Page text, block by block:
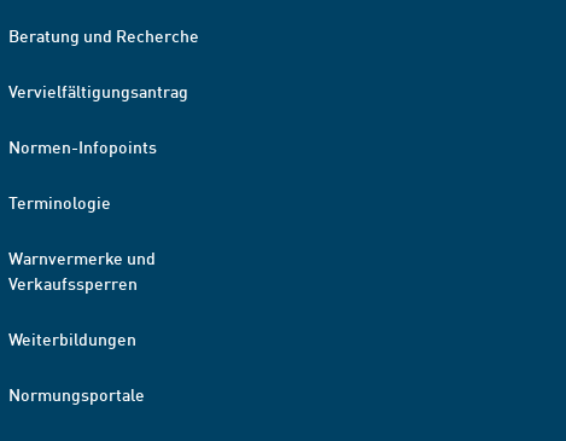
Beratung und Recherche
Vervielfältigungsantrag
Normen-Infopoints
Terminologie
Warnvermerke und
Verkaufssperren
Weiterbildungen
Normungsportale